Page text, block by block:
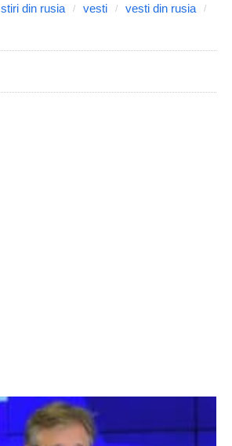
stiri din rusia vesti
vesti din rusia